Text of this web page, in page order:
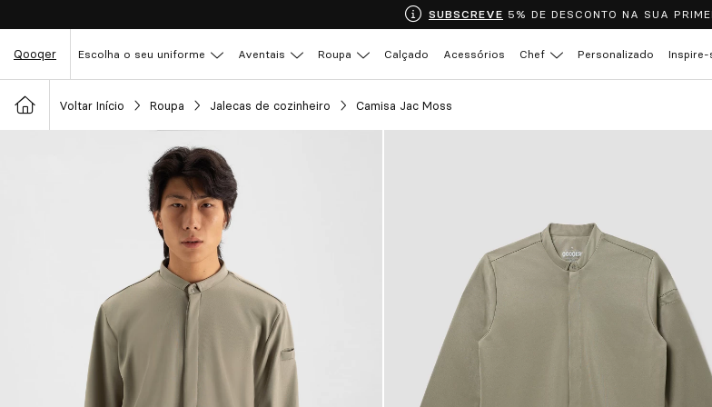
SUBSCREVE 5% DE DESCONTO NA SUA
Qooqer Escolha o seu uniforme Aventais Roupa Calçado Acessórios Chef Personalizado Inspire-
Voltar Início Roupa Jalecas de cozinheiro Camisa Jac Moss